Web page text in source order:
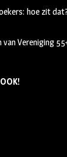
hoe zit
Vereniging